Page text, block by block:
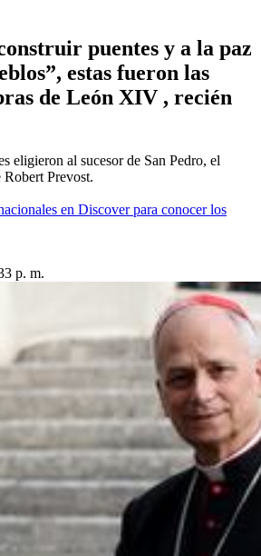
puentes y a la paz
estas fueron las
de León XIV , recién
eligieron al sucesor de San Pedro, el
Robert Prevost.
en Discover para conocer los
p. m.